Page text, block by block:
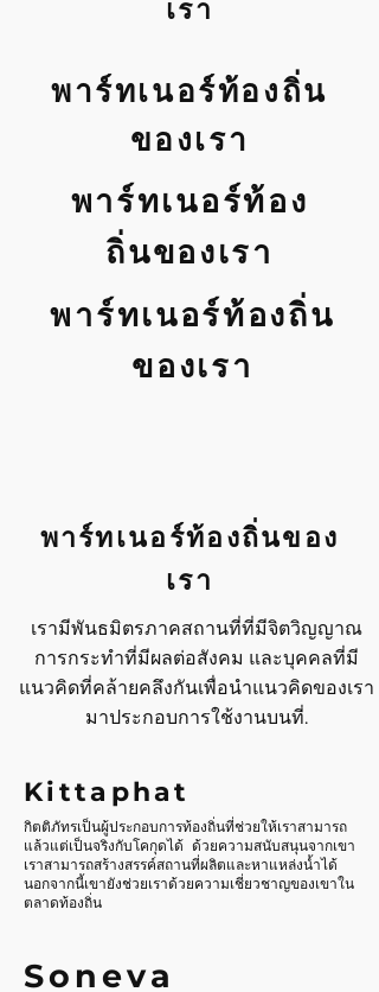
เรา
พาร์ทเนอร์ท้องถิ่น
ของเรา
พาร์ทเนอร์ท้อง
ถิ่นของเรา
พาร์ทเนอร์ท้องถิ่น
ของเรา
พาร์ทเนอร์ท้องถิ่นของ
เรา
เรามีพันธมิตรภาคสถานที่ที่มีจิตวิญญาณ
การกระทำที่มีผลต่อสังคม และบุคคลที่มี
แนวคิดที่คล้ายคลึงกันเพื่อนำแนวคิดของเรา
มาประกอบการใช้งานบนที่.
Kittaphat
กิตติภัทรเป็นผู้ประกอบการท้องถิ่นที่ช่วยให้เราสามารถ
แล้วแต่เป็นจริงกับโคกุดได้ ด้วยความสนับสนุนจากเขา
เราสามารถสร้างสรรค์สถานที่ผลิตและหาแหล่งน้ำได้
นอกจากนี้เขายังช่วยเราด้วยความเชี่ยวชาญของเขาใน
ตลาดท้องถิ่น
Soneva